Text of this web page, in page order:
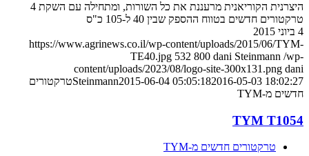
היצרנית הקוריאנית מרעננת את כל השורות, ומתחילה עם השקת 4
טרקטורים חדשים בטווח ההספק שבין 40 ל-105 כ"ס
4 ביוני 2015
https://www.agrinews.co.il/wp-content/uploads/2015/06/TYM-
TE40.jpg 532 800 dani Steinmann /wp-
content/uploads/2023/08/logo-site-300x131.png dani
Steinmann2015-06-04 05:05:182016-05-03 18:02:27
טרקטורים
חדשים מ-TYM
TYM T1054
טרקטורים חדשים מ-TYM